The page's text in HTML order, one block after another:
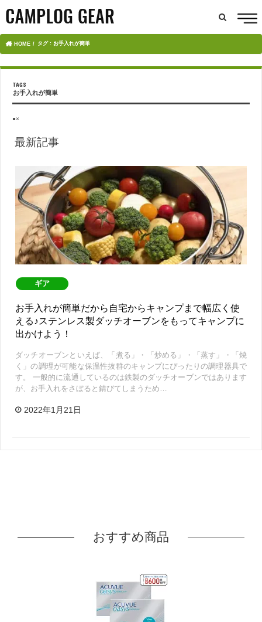
HOME タグ : お手入れが簡単
お手入れが簡単
●×
最新記事
ギア
お手入れが簡単だから自宅からキャンプまで幅広く使
える♪ステンレス製ダッチオーブンをもってキャンプに
出かけよう！
ダッチオーブンといえば、「煮る」・「炒める」・「蒸す」・「焼
く」の調理が可能な保温性抜群のキャンプにぴったりの調理器具で
す。 一般的に流通しているのは鉄製のダッチオーブンではあります
が、お手入れをさぼると錆びてしまうため…
2022年1月21日
おすすめ商品